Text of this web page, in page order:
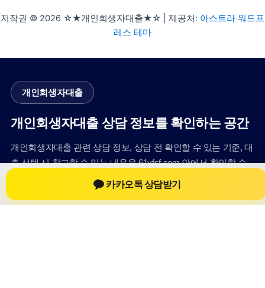
저작권 © 2026 ☆★개인회생자대출★☆ | 제공처: 아스트라 워드프
레스 테마
개인회생자대출
개인회생자대출 상담 정보를 확인하는 공간
개인회생자대출 관련 상담 정보, 상담 전 확인할 수 있는 기준, 대
출 선택 시 참고할 수 있는 내용을 61yfsf.com 안에서 확인할 수
있도록 구성했습니다. 본 사이트의 내용은 일반 정보 제공을 위
한 자료이며, 실제 가능 여부와 조건은 금융사 심사 및 상담을 통
카카오톡 상담받기